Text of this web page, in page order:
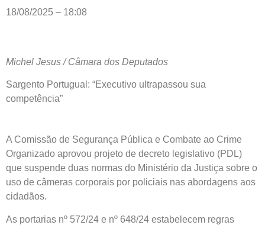
18/08/2025 – 18:08
Michel Jesus / Câmara dos Deputados
Sargento Portugual: “Executivo ultrapassou sua
competência”
A Comissão de Segurança Pública e Combate ao Crime
Organizado aprovou projeto de decreto legislativo (PDL)
que suspende duas normas do Ministério da Justiça sobre o
uso de câmeras corporais por policiais nas abordagens aos
cidadãos.
As portarias nº 572/24 e nº 648/24 estabelecem regras